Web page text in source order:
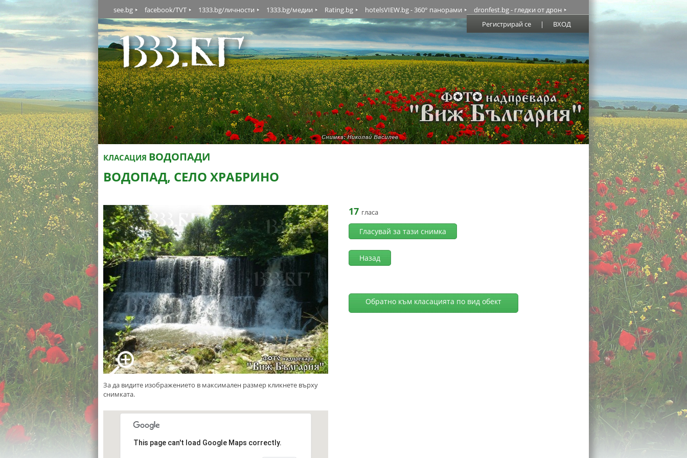
see.bg facebook/TVT 1333.bg/личности 1333.bg/медии Rating.bg hotelsVIEW.bg - 360° панорами
dronfest.bg - гледки от дрон
Регистрирай се
| ВХОД
КЛАСАЦИЯ ВОДОПАДИ
ВОДОПАД, СЕЛО ХРАБРИНО
За да видите изображението в максимален размер кликнете върху
снимката.
17 гласа
Гласувай за тази снимка
Назад
Обратно към класацията по вид обект
This page can't load Google Maps correctly.